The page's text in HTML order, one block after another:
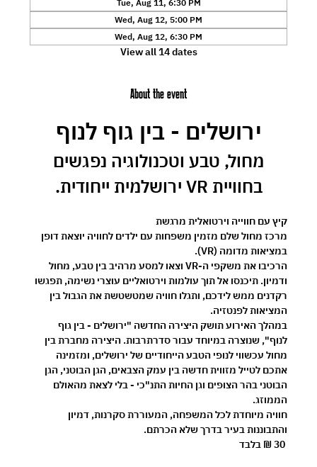
Tue, Aug 11, 6:30 PM
Wed, Aug 12, 5:00 PM
Wed, Aug 12, 6:30 PM
View all 14 dates
About the event
ירושלים - בין גוף לנוף
מחול, טבע וטכנולוגיה נפגשים
בחוויית VR ירושלמית ייחודית.
קיץ עם חווייה וירטואלית מרגשת
מרכז מחול שלם מזמין משפחות עם ילדים לחוויה יוצאת דופן
במציאות מדומה (VR).
הרכיבו את משקפי ה-VR וצאו למסע מרהיב בין טבע, מחול
ודמיון. תיכנסו אל תוך עולמות וירטואליים עוצרי נשימה, תפגשו
רקדנים ממש לידכם, ותגלו חוויה שמטשטשת את הגבול בין
המציאות לפנטזיה.
במהלך האירוע תושק היצירה החדשה "ירושלים - בין גוף
לנוף", שנוצרה במיוחד עבור סדרתרבות. היצירה מחברת בין
מחול עכשווי לנופי הטבע הייחודיים של ירושלים, ומזמינה
אתכם לטייל מזווית חדשה בין עמק הצבאים, הגן הבוטני, הגן
הבוטני בהר הצופים וגן החיות התנ"כי - בלי לצאת מהאולם
הממוזג.
חוויה מיוחדת לכל המשפחה, המעוררת סקרנות, דמיון
והתבוננות בעיר בדרך שלא הכרתם.
30 ₪ בלבד